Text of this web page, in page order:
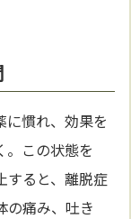
に慣れ、効果を
。この状態を
すると、離脱症
の痛み、吐き